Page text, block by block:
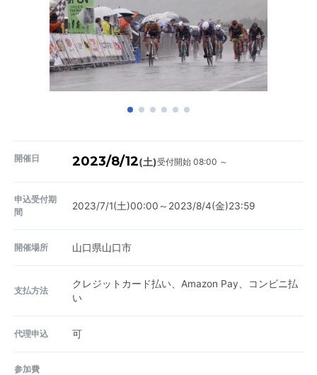
開催日 2023/8/12(土)受付開始 08:00 ～
申込受付期
間
2023/7/1(土)00:00～2023/8/4(金)23:59
開催場所 山口県山口市
支払方法
クレジットカード払い、Amazon Pay、コンビニ払
い
代理申込 可
参加費